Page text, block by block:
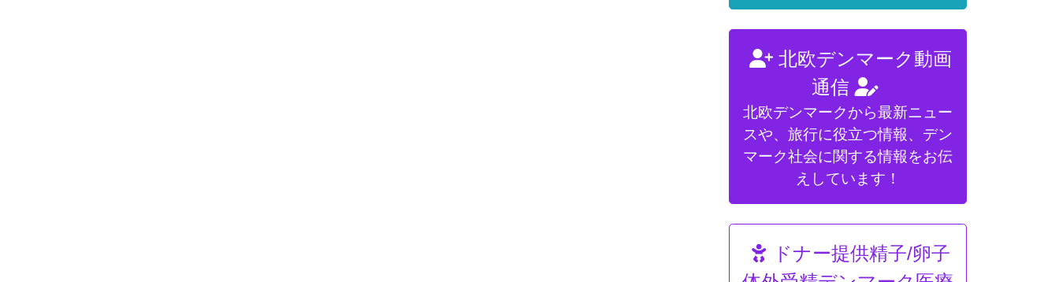
北欧デンマーク動画
通信
北欧デンマークから最新ニュー
スや、旅行に役立つ情報、デン
マーク社会に関する情報をお伝
えしています！
ドナー提供精子/卵子